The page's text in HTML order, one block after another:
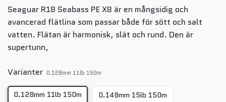
Seaguar R18 Seabass PE X8 är en mångsidig och
avancerad flätlina som passar både för sött och salt
vatten. Flätan är harmonisk, slät och rund. Den är
supertunn,
Varianter 0.128mm 11lb 150m
0.128mm 11lb 150m
0.148mm 15lb 150m